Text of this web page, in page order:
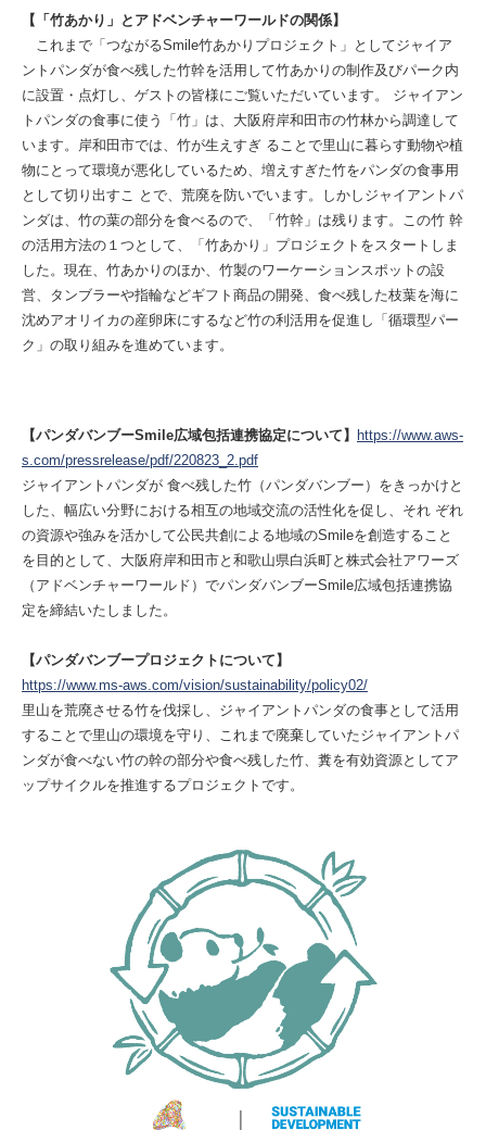
【「竹あかり」とアドベンチャーワールドの関係】
これまで「つながるSmile竹あかりプロジェクト」としてジャイア
ントパンダが食べ残した竹幹を活用して竹あかりの制作及びパーク内
に設置・点灯し、ゲストの皆様にご覧いただいています。 ジャイアン
トパンダの食事に使う「竹」は、大阪府岸和田市の竹林から調達して
います。岸和田市では、竹が生えすぎ ることで里山に暮らす動物や植
物にとって環境が悪化しているため、増えすぎた竹をパンダの食事用
として切り出すこ とで、荒廃を防いでいます。しかしジャイアントパ
ンダは、竹の葉の部分を食べるので、「竹幹」は残ります。この竹 幹
の活用方法の１つとして、「竹あかり」プロジェクトをスタートしま
した。現在、竹あかりのほか、竹製のワーケーションスポットの設
営、タンブラーや指輪などギフト商品の開発、食べ残した枝葉を海に
沈めアオリイカの産卵床にするなど竹の利活用を促進し「循環型パー
ク」の取り組みを進めています。
【パンダバンブーSmile広域包括連携協定について】 https://www.aws-
s.com/pressrelease/pdf/220823_2.pdf
ジャイアントパンダが ⾷べ残した⽵（パンダバンブー）をきっかけと
した、幅広い分野における相互の地域交流の活性化を促し、それ ぞれ
の資源や強みを活かして公⺠共創による地域のSmileを創造すること
を⽬的として、大阪府岸和田市と和歌山県白浜町と株式会社アワーズ
（アドベンチャーワールド）でパンダバンブーSmile広域包括連携協
定を締結いたしました。
【パンダバンブープロジェクトについて】
https://www.ms-aws.com/vision/sustainability/policy02/
里山を荒廃させる竹を伐採し、ジャイアントパンダの食事として活用
することで里山の環境を守り、これまで廃棄していたジャイアントパ
ンダが食べない竹の幹の部分や食べ残した竹、糞を有効資源としてア
ップサイクルを推進するプロジェクトです。